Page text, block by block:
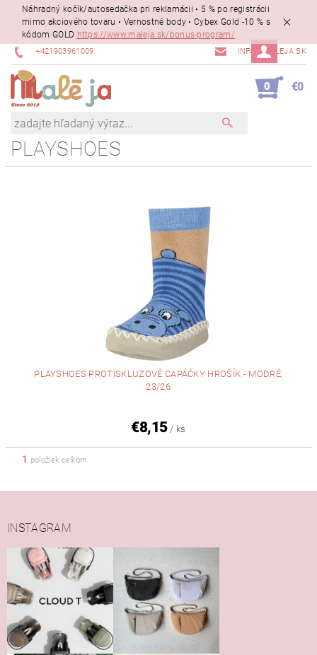
Náhradný kočík/autosedačka pri reklamácii • 5 % po registrácii
mimo akciového tovaru • Vernostné body • Cybex Gold -10 % s
kódom GOLD https://www.maleja.sk/bonus-program/
+421903961009 INFO@MALEJA.SK
0 €0
PLAYSHOES
PLAYSHOES PROTISKLUZOVÉ CAPÁČKY HROŠÍK - MODRÉ,
23/26
€8,15 / ks
1 položiek celkom
INSTAGRAM